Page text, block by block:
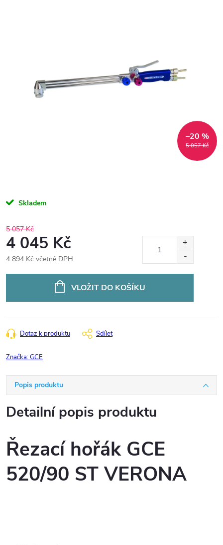
5 057 Kč
–20 %
Skladem
5 057 Kč
4 045 Kč
4 894 Kč včetně DPH
VLOŽIT DO KOŠÍKU
Dotaz k produktu Sdílet
Značka:GCE
Popis produktu
Detailní popis produktu
Řezací hořák GCE
520/90 ST VERONA